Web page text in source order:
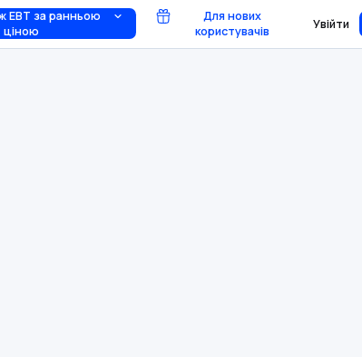
EBT за ранньою
ціною
Для нових
користувачів
Увійти